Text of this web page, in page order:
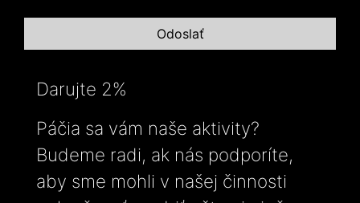
Darujte 2%
Páčia sa vám naše aktivity?
Budeme radi, ak nás podporíte,
aby sme mohli v našej činnosti